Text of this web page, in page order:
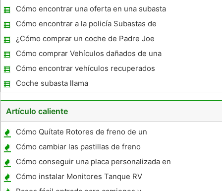
Cómo encontrar una oferta en una subasta
de la policía
Cómo encontrar a la policía Subastas de
Vehículos
¿Cómo comprar un coche de Padre Joe
coches Donaciones ?
Cómo comprar Vehículos dañados de una
compañía de seguros
Cómo encontrar vehículos recuperados
Coche subasta llama
Artículo caliente
Cómo Quítate Rotores de freno de un
Mazda MPV
Cómo cambiar las pastillas de freno
traseras en un Ford Focus
Cómo conseguir una placa personalizada en
Mississippi
Cómo instalar Monitores Tanque RV